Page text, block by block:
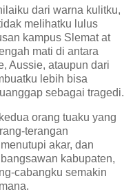
dari warna kulitku,
melihatku lulus
kampus Slemat at
mati di antara
Aussie, ataupun dari
lebih bisa
sebagai tragedi.
orang tuaku yang
terangan
akar, dan
kabupaten,
cabangku semakin